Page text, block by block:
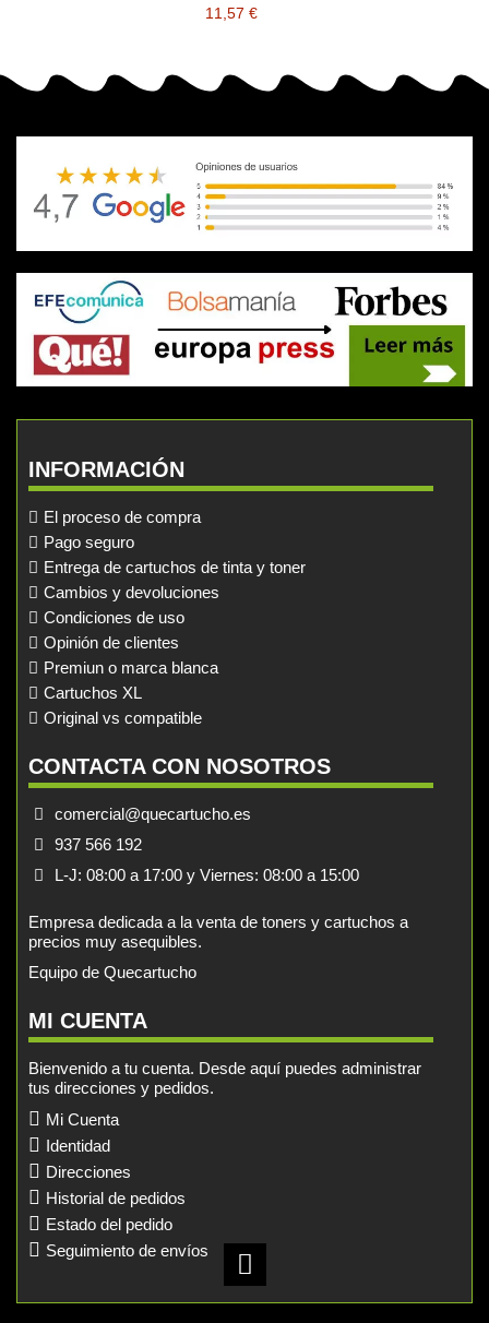
11,57 €
INFORMACIÓN
El proceso de compra
Pago seguro
Entrega de cartuchos de tinta y toner
Cambios y devoluciones
Condiciones de uso
Opinión de clientes
Premiun o marca blanca
Cartuchos XL
Original vs compatible
CONTACTA CON NOSOTROS
comercial@quecartucho.es
937 566 192
L-J: 08:00 a 17:00 y Viernes: 08:00 a 15:00
Empresa dedicada a la venta de toners y cartuchos a
precios muy asequibles.
Equipo de Quecartucho
MI CUENTA
Bienvenido a tu cuenta. Desde aquí puedes administrar
tus direcciones y pedidos.
Mi Cuenta
Identidad
Direcciones
Historial de pedidos
Estado del pedido
Seguimiento de envíos